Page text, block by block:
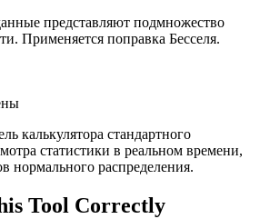
представляют подмножество
Применяется поправка Бесселя.
калькулятора стандартного
статистики в реальном времени,
нормального распределения.
Tool Correctly